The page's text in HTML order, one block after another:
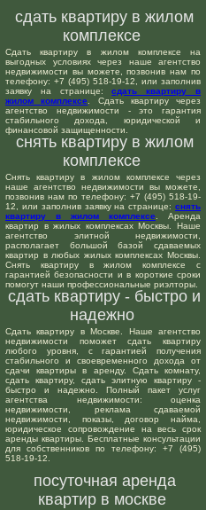
сдать квартиру в жилом
комплексе
Сдать квартиру в жилом комплексе на
выгодных условиях через наше агентство
недвижимости вы можете, позвонив нам по
телефону: +7 (495) 518-19-12, или заполнив
заявку на странице:сдать квартиру в
жилом комплексе . Сдать квартиру через
агентство недвижимости - это гарантия
стабильного дохода, юридической и
финансовой защищенности.
снять квартиру в жилом
комплексе
Снять квартиру в жилом комплексе через
наше агентство недвижимости вы можете,
позвонив нам по телефону: +7 (495) 518-19-
12, или заполнив заявку на странице: снять
квартиру в жилом комплексе . Аренда
квартир в жилых комплексах Москвы. Наше
агентство элитной недвижимости,
располагает большой базой сдаваемых
квартир в любых жилых комплексах Москвы.
Снять квартиру в жилом комплексе с
гарантией безопасности и в короткие сроки
помогут наши профессиональные риэлторы.
сдать квартиру - быстро и
надежно
Сдать квартиру в Москве. Наше агентство
недвижимости поможет сдать квартиру
любого уровня, с гарантией получения
стабильного и своевременного дохода от
сдачи квартиры в аренду. Сдать комнату,
сдать квартиру, сдать элитную квартиру -
быстро и надежно. Полный пакет услуг
агентства недвижимости: оценка
недвижимости, реклама сдаваемой
недвижимости, показы, договор найма,
юридическое сопровождение на весь срок
аренды квартиры. Бесплатные консультации
для собственников по телефону: +7 (495)
518-19-12.
посуточная аренда
квартир в москве